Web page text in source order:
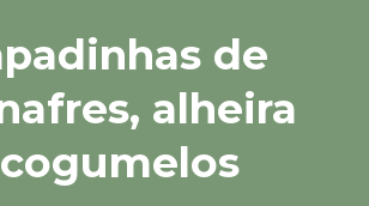
de
alheira